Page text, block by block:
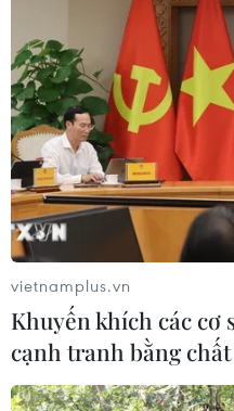
xe lửa Vladivostok
24/04/2019 02:31
Một nhóm quan chức
xe lửa Vladivostok vài giờ
Jong-un tới thành phố
vietnamplus.vn
Khuyến khích các cơ
cạnh tranh bằng